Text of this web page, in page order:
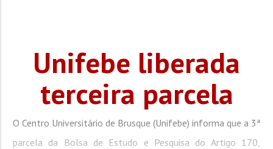
Unifebe liberada
terceira parcela
O Centro Universitário de Brusque (Unifebe) informa que a 3ª
parcela da Bolsa de Estudo e Pesquisa do Artigo 170,